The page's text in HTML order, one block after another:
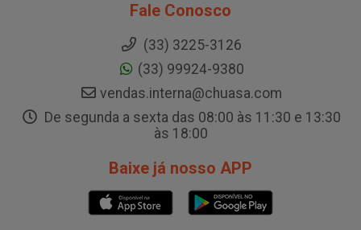
Fale Conosco
(33) 3225-3126
(33) 99924-9380
vendas.interna@chuasa.com
De segunda a sexta das 08:00 às 11:30 e 13:30
às 18:00
Baixe já nosso APP